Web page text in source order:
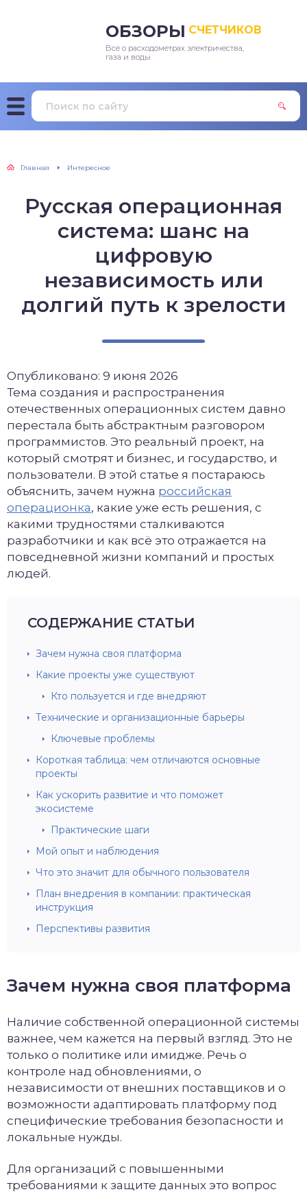
ОБЗОРЫ СЧЕТЧИКОВ
Все о расходометрах электричества,
газа и воды
Главная Интересное
Русская операционная
система: шанс на
цифровую
независимость или
долгий путь к зрелости
Опубликовано: 9 июня 2026
Тема создания и распространения
отечественных операционных систем давно
перестала быть абстрактным разговором
программистов. Это реальный проект, на
который смотрят и бизнес, и государство, и
пользователи. В этой статье я постараюсь
объяснить, зачем нужна российская
операционка, какие уже есть решения, с
какими трудностями сталкиваются
разработчики и как всё это отражается на
повседневной жизни компаний и простых
людей.
СОДЕРЖАНИЕ СТАТЬИ
Зачем нужна своя платформа
Какие проекты уже существуют
Кто пользуется и где внедряют
Технические и организационные барьеры
Ключевые проблемы
Короткая таблица: чем отличаются основные
проекты
Как ускорить развитие и что поможет
экосистеме
Практические шаги
Мой опыт и наблюдения
Что это значит для обычного пользователя
План внедрения в компании: практическая
инструкция
Перспективы развития
Зачем нужна своя платформа
Наличие собственной операционной системы
важнее, чем кажется на первый взгляд. Это не
только о политике или имидже. Речь о
контроле над обновлениями, о
независимости от внешних поставщиков и о
возможности адаптировать платформу под
специфические требования безопасности и
локальные нужды.
Для организаций с повышенными
требованиями к защите данных это вопрос